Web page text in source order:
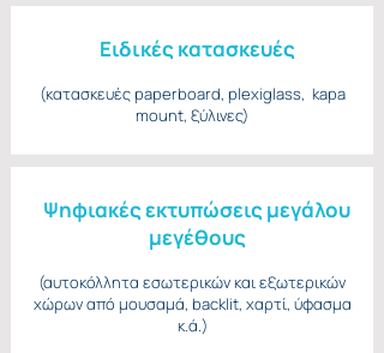
Eιδικές κατασκευές
(κατασκευές paperboard, plexiglass, kapa
mount, ξύλινες)
Ψηφιακές εκτυπώσεις μεγάλου
μεγέθους
(αυτοκόλλητα εσωτερικών και εξωτερικών
χώρων από μουσαμά, backlit, χαρτί, ύφασμα
κ.ά.)